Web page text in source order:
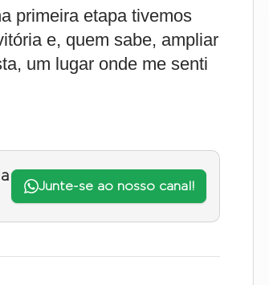
primeira etapa tivemos
e, quem sabe, ampliar
um lugar onde me senti
Junte-se ao nosso canal!